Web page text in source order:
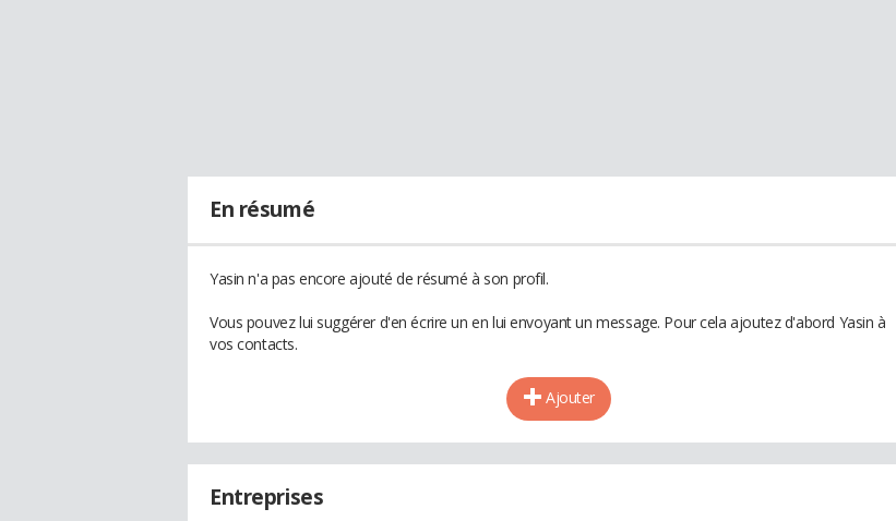
En résumé
Yasin n'a pas encore ajouté de résumé à son profil.
Vous pouvez lui suggérer d'en écrire un en lui envoyant un message. Pour cela ajoutez d'abord Yasin à
vos contacts.
Ajouter
Entreprises